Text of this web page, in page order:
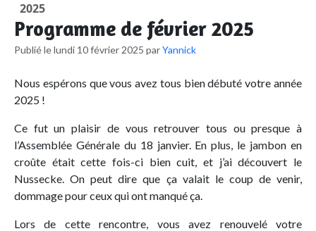
2025
Programme de février 2025
Publié le lundi 10 février 2025 parYannick
Nous espérons que vous avez tous bien débuté votre année
2025 !
Ce fut un plaisir de vous retrouver tous ou presque à
l’Assemblée Générale du 18 janvier. En plus, le jambon en
croûte était cette fois-ci bien cuit, et j’ai découvert le
Nussecke. On peut dire que ça valait le coup de venir,
dommage pour ceux qui ont manqué ça.
Lors de cette rencontre, vous avez renouvelé votre